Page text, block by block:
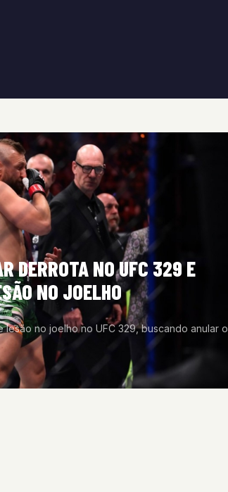
DERROTA NO UFC 329 E
NO JOELHO
no joelho no UFC 329, buscando anular o